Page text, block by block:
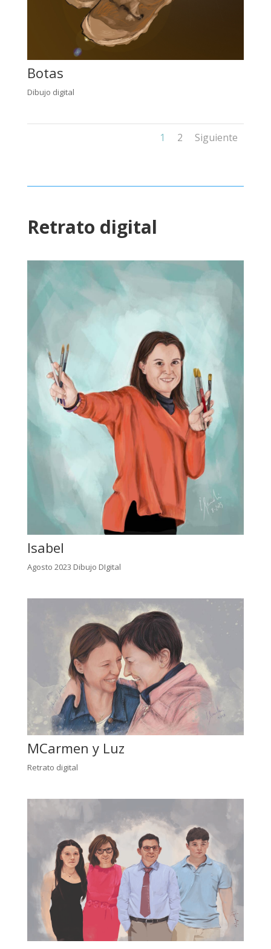
Botas
Dibujo digital
1 2 Siguiente
Retrato digital
Isabel
Agosto 2023 Dibujo DIgital
MCarmen y Luz
Retrato digital